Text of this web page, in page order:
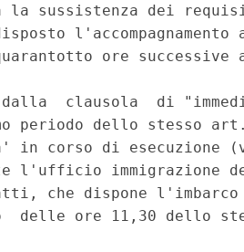
la sussistenza dei
l'accompagnamento
ore successive
clausola  di
dello stesso
in corso di esecuzione
l'ufficio immigrazione
che dispone l'imbarco
delle ore 11,30 dello